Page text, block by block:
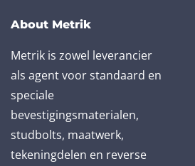
About Metrik
Metrik is zowel leverancier
als agent voor standaard en
speciale
bevestigingsmaterialen,
studbolts, maatwerk,
tekeningdelen en reverse